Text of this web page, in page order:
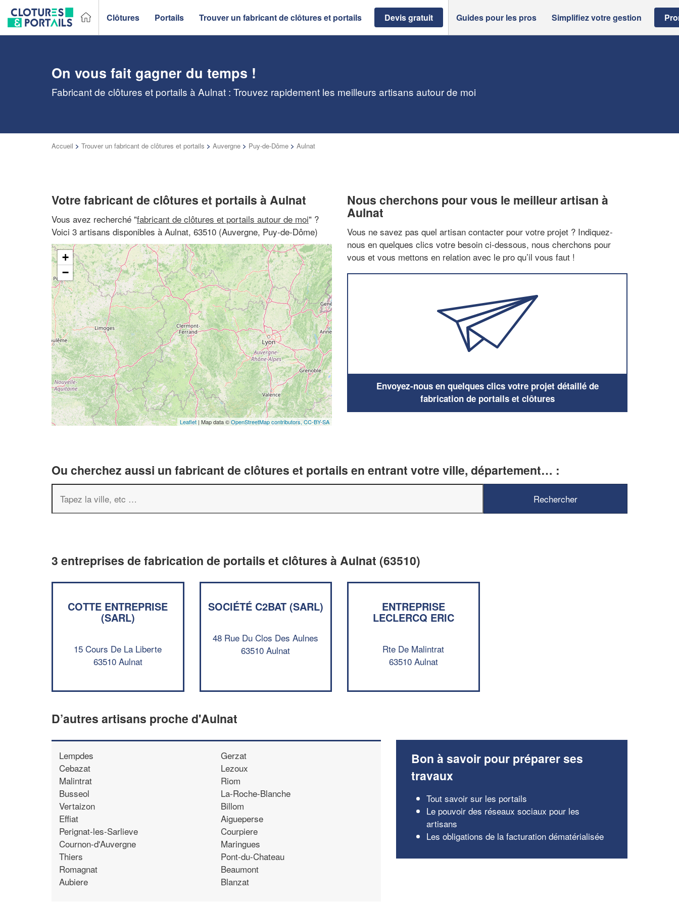
Clôtures Portails Trouver un fabricant de clôtures et portails Devis gratuit Guides pour les pros Simplifiez votre gestion
On vous fait gagner du temps !
Fabricant de clôtures et portails à Aulnat : Trouvez rapidement les meilleurs artisans autour de moi
Accueil > Trouver un fabricant de clôtures et portails > Auvergne > Puy-de-Dôme > Aulnat
Votre fabricant de clôtures et portails à Aulnat
Vous avez recherché "fabricant de clôtures et portails autour de moi" ?
Voici 3 artisans disponibles à Aulnat, 63510 (Auvergne, Puy-de-Dôme)
+
−
Leaflet | Map data ©OpenStreetMap contributors, CC-BY-SA
Nous cherchons pour vous le meilleur artisan à
Aulnat
Vous ne savez pas quel artisan contacter pour votre projet ? Indiquez-
nous en quelques clics votre besoin ci-dessous, nous cherchons pour
vous et vous mettons en relation avec le pro qu’il vous faut !
Envoyez-nous en quelques clics votre projet détaillé de
fabrication de portails et clôtures
Ou cherchez aussi un fabricant de clôtures et portails en entrant votre ville, département… :
3 entreprises de fabrication de portails et clôtures à Aulnat (63510)
COTTE ENTREPRISE
(SARL)
15 Cours De La Liberte
63510 Aulnat
SOCIÉTÉ C2BAT (SARL)
48 Rue Du Clos Des Aulnes
63510 Aulnat
ENTREPRISE
LECLERCQ ERIC
Rte De Malintrat
63510 Aulnat
D’autres artisans proche d'Aulnat
Lempdes
Cebazat
Malintrat
Busseol
Vertaizon
Effiat
Perignat-les-Sarlieve
Cournon-d'Auvergne
Thiers
Romagnat
Aubiere
Gerzat
Lezoux
Riom
La-Roche-Blanche
Billom
Aigueperse
Courpiere
Maringues
Pont-du-Chateau
Beaumont
Blanzat
Bon à savoir pour préparer ses
travaux
Tout savoir sur les portails
Le pouvoir des réseaux sociaux pour les
artisans
Les obligations de la facturation dématérialisée
✕
Vous êtes un